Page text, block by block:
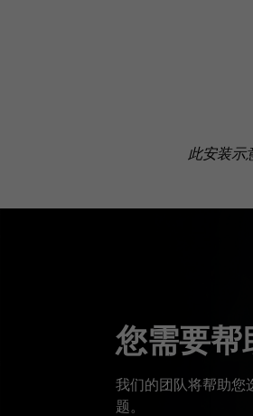
此安装示
您需要帮
我们的团队将帮助您
题。